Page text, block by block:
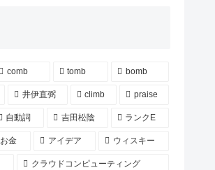
comb tomb bomb
井伊直弼 climb praise
自動詞 吉田松陰 ランクE
お金 アイデア ウィスキー
クラウドコンピューティング